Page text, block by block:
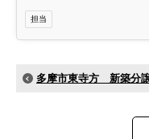
担当
多摩市東寺方 新築分譲住宅 K